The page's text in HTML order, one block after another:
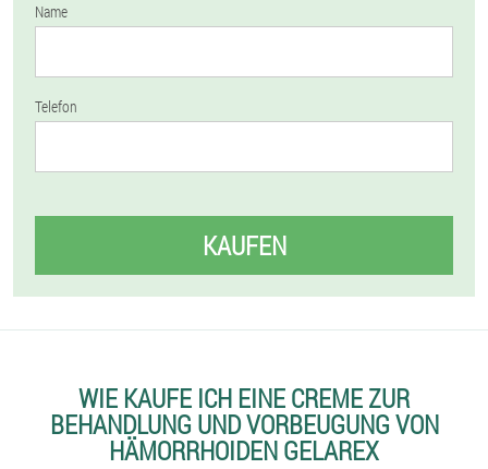
Name
Telefon
KAUFEN
WIE KAUFE ICH EINE CREME ZUR
BEHANDLUNG UND VORBEUGUNG VON
HÄMORRHOIDEN GELAREX